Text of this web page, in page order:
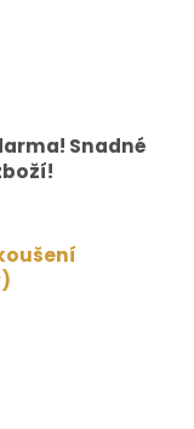
Snadné